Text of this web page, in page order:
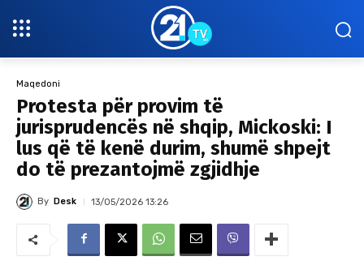
Maqedoni
Protesta për provim të
jurisprudencës në shqip, Mickoski: I
lus që të kenë durim, shumë shpejt
do të prezantojmë zgjidhje
By Desk 13/05/2026 13:26